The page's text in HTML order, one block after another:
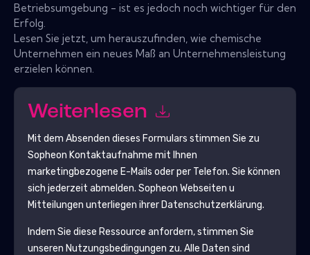
Betriebsumgebung - ist es jedoch noch wichtiger für den
Erfolg.
Lesen Sie jetzt, um herauszufinden, wie chemische
Unternehmen ein neues Maß an Unternehmensleistung
erzielen können.
Weiterlesen
Mit dem Absenden dieses Formulars stimmen Sie zu
Sopheon Kontaktaufnahme mit Ihnen
marketingbezogene E-Mails oder per Telefon. Sie können
sich jederzeit abmelden. Sopheon Webseiten u
Mitteilungen unterliegen ihrer Datenschutzerklärung.
Indem Sie diese Ressource anfordern, stimmen Sie
unseren Nutzungsbedingungen zu. Alle Daten sind